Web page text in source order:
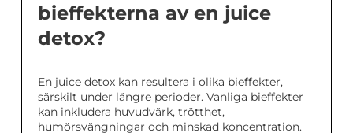
bieffekterna av en juice
detox?
En juice detox kan resultera i olika bieffekter,
särskilt under längre perioder. Vanliga bieffekter
kan inkludera huvudvärk, trötthet,
humörsvängningar och minskad koncentration.